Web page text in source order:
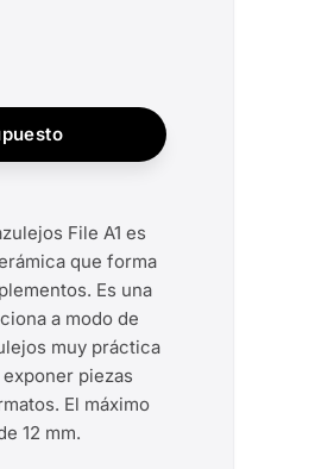
File A1 es
que forma
Es una
a modo de
muy práctica
piezas
El máximo
12 mm.